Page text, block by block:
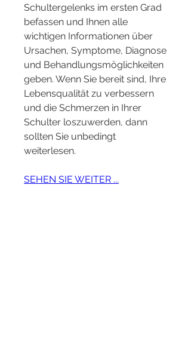
Schultergelenks im ersten Grad
befassen und Ihnen alle
wichtigen Informationen über
Ursachen, Symptome, Diagnose
und Behandlungsmöglichkeiten
geben. Wenn Sie bereit sind, Ihre
Lebensqualität zu verbessern
und die Schmerzen in Ihrer
Schulter loszuwerden, dann
sollten Sie unbedingt
weiterlesen.
SEHEN SIE WEITER ...